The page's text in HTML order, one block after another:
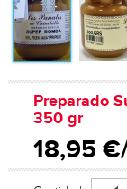
Preparado
350 gr
18,95